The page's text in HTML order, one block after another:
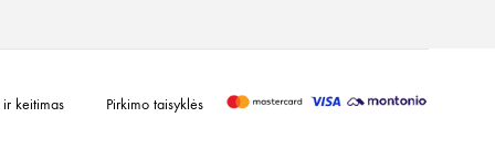
keitimas Pirkimo taisyklės